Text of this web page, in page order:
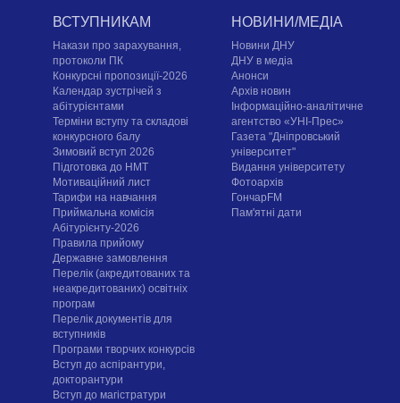
ВСТУПНИКАМ
Накази про зарахування,
протоколи ПК
Конкурсні пропозиції-2026
Календар зустрічей з
абітурієнтами
Терміни вступу та складові
конкурсного балу
Зимовий вступ 2026
Підготовка до НМТ
Мотиваційний лист
Тарифи на навчання
Приймальна комісія
Абітурієнту-2026
Правила прийому
Державне замовлення
Перелік (акредитованих та
неакредитованих) освітніх
програм
Перелік документів для
вступників
Програми творчих конкурсiв
Вступ до аспірантури,
докторантури
Вступ до магістратури
НОВИНИ/МЕДІА
Новини ДНУ
ДНУ в медіа
Анонси
Архів новин
Інформаційно-аналітичне
агентство «УНІ-Прес»
Газета "Дніпровський
університет"
Видання університету
Фотоархів
ГончарFM
Пам'ятні дати